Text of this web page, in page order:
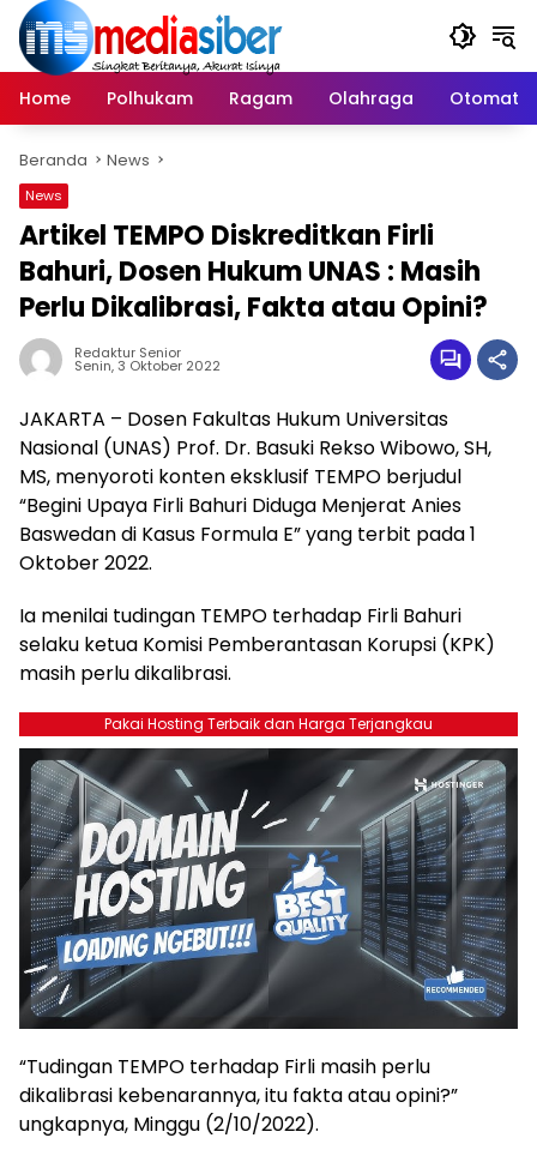
Langsung
konten
Home
Polhukam Ragam Olahraga Otomatif
Beranda News
News
Artikel TEMPO Diskreditkan Firli
Bahuri, Dosen Hukum UNAS : Masih
Perlu Dikalibrasi, Fakta atau Opini?
Redaktur Senior
Senin, 3 Oktober 2022
JAKARTA – Dosen Fakultas Hukum Universitas
Nasional (UNAS) Prof. Dr. Basuki Rekso Wibowo, SH,
MS, menyoroti konten eksklusif TEMPO berjudul
“Begini Upaya Firli Bahuri Diduga Menjerat Anies
Baswedan di Kasus Formula E” yang terbit pada 1
Oktober 2022.
Ia menilai tudingan TEMPO terhadap Firli Bahuri
selaku ketua Komisi Pemberantasan Korupsi (KPK)
masih perlu dikalibrasi.
Pakai Hosting Terbaik dan Harga Terjangkau
“Tudingan TEMPO terhadap Firli masih perlu
dikalibrasi kebenarannya, itu fakta atau opini?”
ungkapnya, Minggu (2/10/2022).